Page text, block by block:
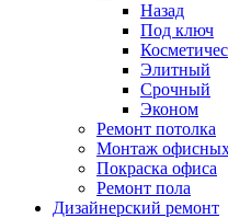
Назад
Под ключ
Элитный
Срочный
Эконом
Ремонт потолка
Монтаж офисных
Покраска офиса
Ремонт пола
Дизайнерский ремонт